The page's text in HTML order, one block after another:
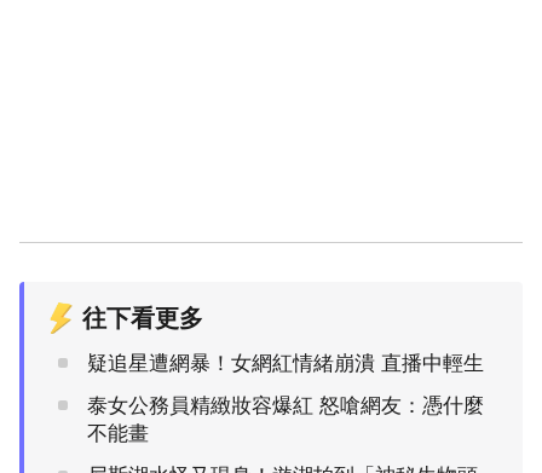
往下看更多
疑追星遭網暴！女網紅情緒崩潰 直播中輕生
泰女公務員精緻妝容爆紅 怒嗆網友：憑什麼
不能畫